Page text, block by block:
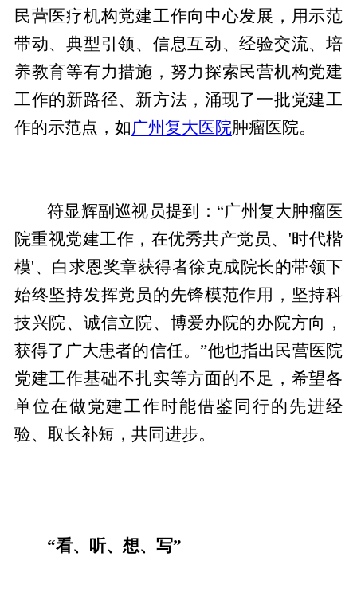
民营医疗机构党建工作向中心发展，用示范
带动、典型引领、信息互动、经验交流、培
养教育等有力措施，努力探索民营机构党建
工作的新路径、新方法，涌现了一批党建工
作的示范点，如广州复大医院肿瘤医院。
符显辉副巡视员提到：“广州复大肿瘤医
院重视党建工作，在优秀共产党员、'时代楷
模'、白求恩奖章获得者徐克成院长的带领下
始终坚持发挥党员的先锋模范作用，坚持科
技兴院、诚信立院、博爱办院的办院方向，
获得了广大患者的信任。”他也指出民营医院
党建工作基础不扎实等方面的不足，希望各
单位在做党建工作时能借鉴同行的先进经
验、取长补短，共同进步。
“看、听、想、写”